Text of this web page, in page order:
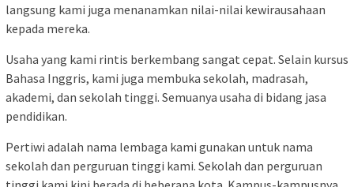
langsung kami juga menanamkan nilai-nilai kewirausahaan
kepada mereka.
Usaha yang kami rintis berkembang sangat cepat. Selain kursus
Bahasa Inggris, kami juga membuka sekolah, madrasah,
akademi, dan sekolah tinggi. Semuanya usaha di bidang jasa
pendidikan.
Pertiwi adalah nama lembaga kami gunakan untuk nama
sekolah dan perguruan tinggi kami. Sekolah dan perguruan